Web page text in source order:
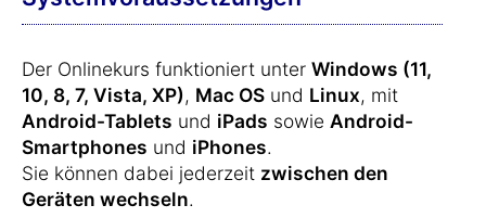
Der Onlinekurs funktioniert unter Windows (11,
10, 8, 7, Vista, XP), Mac OS und Linux, mit
Android-Tablets und iPads sowie Android-
Smartphones und iPhones.
Sie können dabei jederzeit zwischen den
Geräten wechseln.